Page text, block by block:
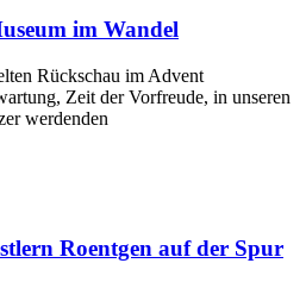
im Wandel
Rückschau im Advent
Zeit der Vorfreude, in unseren
werdenden
Roentgen auf der Spur